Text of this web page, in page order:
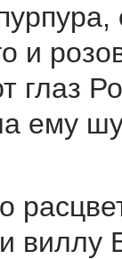
и
глаз
ему
виллу